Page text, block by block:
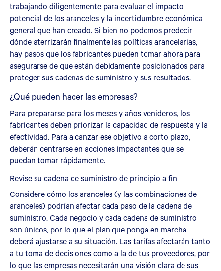
trabajando diligentemente para evaluar el impacto
potencial de los aranceles y la incertidumbre económica
general que han creado. Si bien no podemos predecir
dónde aterrizarán finalmente las políticas arancelarias,
hay pasos que los fabricantes pueden tomar ahora para
asegurarse de que están debidamente posicionados para
proteger sus cadenas de suministro y sus resultados.
¿Qué pueden hacer las empresas?
Para prepararse para los meses y años venideros, los
fabricantes deben priorizar la capacidad de respuesta y la
efectividad. Para alcanzar ese objetivo a corto plazo,
deberán centrarse en acciones impactantes que se
puedan tomar rápidamente.
Revise su cadena de suministro de principio a fin
Considere cómo los aranceles (y las combinaciones de
aranceles) podrían afectar cada paso de la cadena de
suministro. Cada negocio y cada cadena de suministro
son únicos, por lo que el plan que ponga en marcha
deberá ajustarse a su situación. Las tarifas afectarán tanto
a tu toma de decisiones como a la de tus proveedores, por
lo que las empresas necesitarán una visión clara de sus